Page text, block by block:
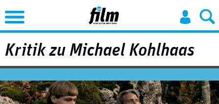
Jump to Navigation
Kritik zu Michael Kohlhaas